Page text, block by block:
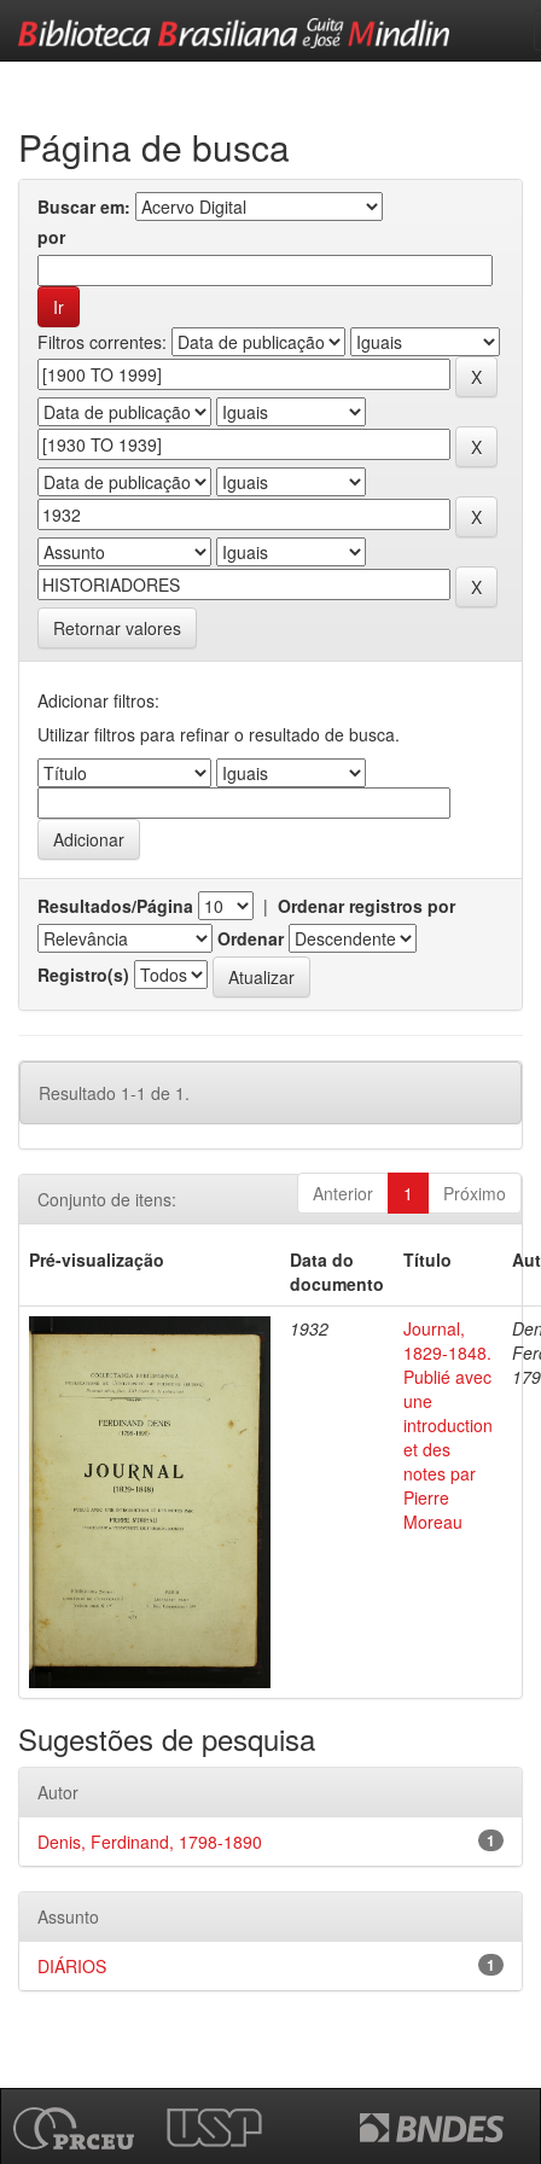
Página de busca
Buscar em:
por
Filtros correntes:
Retornar valores
Adicionar filtros:
Utilizar filtros para refinar o resultado de busca.
Resultados/Página | Ordenar registros por
Ordenar
Registro(s)
Resultado 1-1 de 1.
Anterior 1 Próximo
Conjunto de itens:
Pré-visualização
Data do
documento
Título
1932
Journal,
1829-1848.
Publié avec
une
introduction
et des
notes par
Pierre
Moreau
Sugestões de pesquisa
Autor
1
Denis, Ferdinand, 1798-1890
Assunto
1
DIÁRIOS